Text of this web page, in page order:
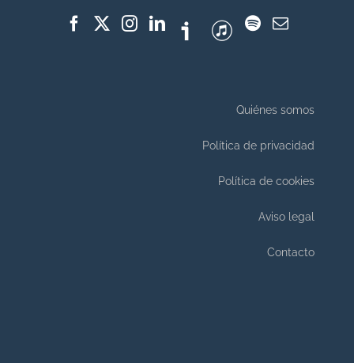
Quiénes somos
Política de privacidad
Política de cookies
Aviso legal
Contacto